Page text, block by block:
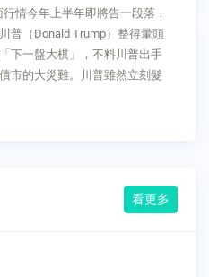
情今年上半年即將告一段落，
普（Donald Trump）整得暈頭
下一盤大棋」，不料川普出手
市的大災難。川普雖然立刻髮
看更多